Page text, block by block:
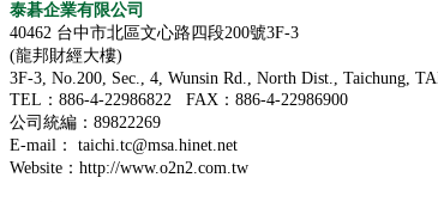
氮氣機連接圖
氮氣機耗電計算生產成本
聯絡我們
聯絡我們
首頁表單
關係企業
下載專區
泰碁企業有限公司
40462 台中市北區文心路四段200號3F-3
(龍邦財經大樓)
3F-3, No.200, Sec., 4, Wunsin Rd., North Dist., Taichung,
TEL：886-4-22986822 FAX：886-4-22986900
公司統編：89822269
E-mail： taichi.tc@msa.hinet.net
Website：http://www.o2n2.com.tw